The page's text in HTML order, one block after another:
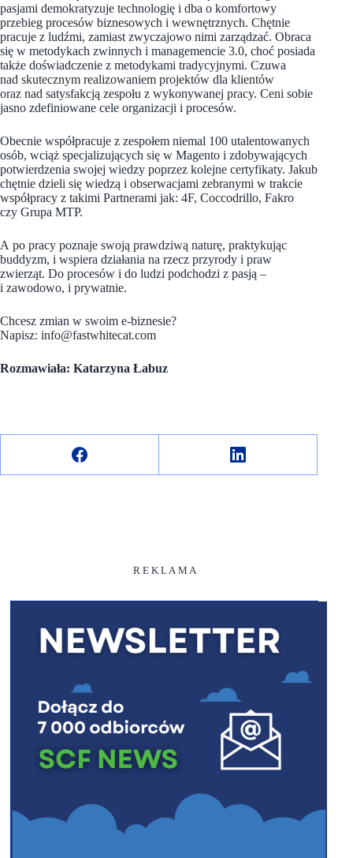
pasjami demokratyzuje technologię i dba o komfortowy
przebieg procesów biznesowych i wewnętrznych. Chętnie
pracuje z ludźmi, zamiast zwyczajowo nimi zarządzać. Obraca
się w metodykach zwinnych i managemencie 3.0, choć posiada
także doświadczenie z metodykami tradycyjnymi. Czuwa
nad skutecznym realizowaniem projektów dla klientów
oraz nad satysfakcją zespołu z wykonywanej pracy. Ceni sobie
jasno zdefiniowane cele organizacji i procesów.
Obecnie współpracuje z zespołem niemal 100 utalentowanych
osób, wciąż specjalizujących się w Magento i zdobywających
potwierdzenia swojej wiedzy poprzez kolejne certyfikaty. Jakub
chętnie dzieli się wiedzą i obserwacjami zebranymi w trakcie
współpracy z takimi Partnerami jak: 4F, Coccodrillo, Fakro
czy Grupa MTP.
A po pracy poznaje swoją prawdziwą naturę, praktykując
buddyzm, i wspiera działania na rzecz przyrody i praw
zwierząt. Do procesów i do ludzi podchodzi z pasją –
i zawodowo, i prywatnie.
Chcesz zmian w swoim e-biznesie?
Napisz: info@fastwhitecat.com
Rozmawiała: Katarzyna Łabuz
R E K L A M A